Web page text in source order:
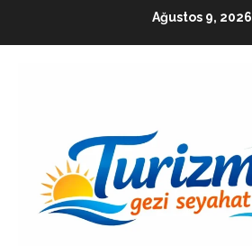
Ağustos 9, 2026